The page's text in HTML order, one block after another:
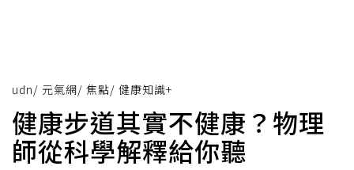
udn/ 元氣網/ 焦點/ 健康知識+
健康步道其實不健康？物理
師從科學解釋給你聽